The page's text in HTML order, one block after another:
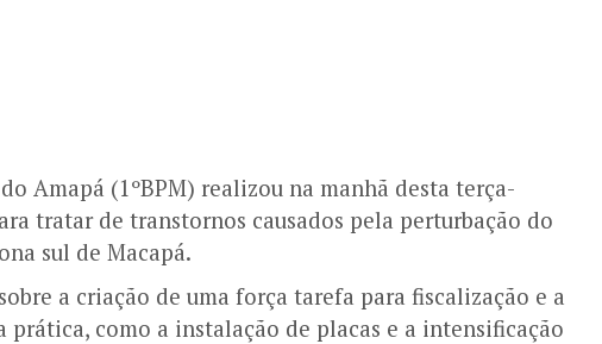
Amapá (1ºBPM) realizou na manhã desta terça-
tratar de transtornos causados pela perturbação do
sul de Macapá.
a criação de uma força tarefa para fiscalização e a
prática, como a instalação de placas e a intensificação